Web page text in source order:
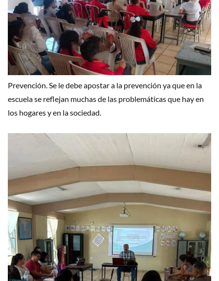
Prevención. Se le debe apostar a la prevención ya que en la
escuela se reflejan muchas de las problemáticas que hay en
los hogares y en la sociedad.